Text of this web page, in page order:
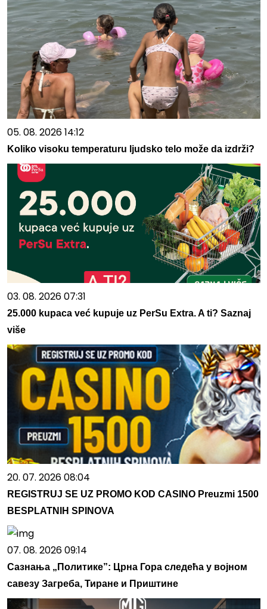
05. 08. 2026 14:12
Koliko visoku temperaturu ljudsko telo može da izdrži?
03. 08. 2026 07:31
25.000 kupaca već kupuje uz PerSu Extra. A ti? Saznaj
više
20. 07. 2026 08:04
REGISTRUJ SE UZ PROMO KOD CASINO Preuzmi 1500
BESPLATNIH SPINOVA
07. 08. 2026 09:14
Сазнања „Политике”: Црна Гора следећа у војном
савезу Загреба, Тиране и Приштине